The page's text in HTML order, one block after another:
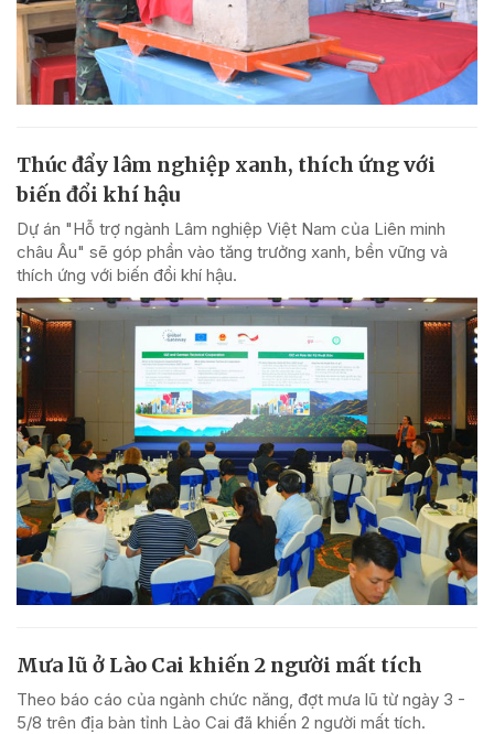
Thúc đẩy lâm nghiệp xanh, thích ứng với
biến đổi khí hậu
Dự án "Hỗ trợ ngành Lâm nghiệp Việt Nam của Liên minh
châu Âu" sẽ góp phần vào tăng trưởng xanh, bền vững và
thích ứng với biến đổi khí hậu.
Mưa lũ ở Lào Cai khiến 2 người mất tích
Theo báo cáo của ngành chức năng, đợt mưa lũ từ ngày 3 -
5/8 trên địa bàn tỉnh Lào Cai đã khiến 2 người mất tích.